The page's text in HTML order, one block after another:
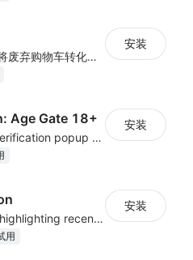
使用 Pushfalcons 将废弃购物车转化为挽回的销售额，将浏览者转化为忠实买家
安装
Age Gate 18+
Secure 18+ age verification popup compliance tool - age gate for your website
安装
Increase sales by highlighting recent customer activity with Sales Notifications
用
安装